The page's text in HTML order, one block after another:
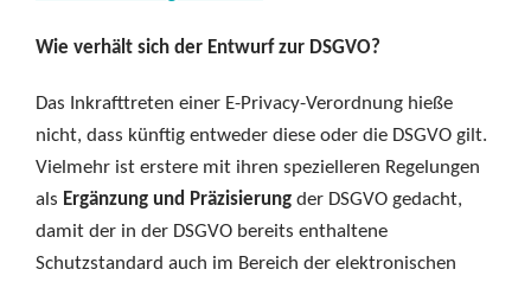
Wie verhält sich der Entwurf zur DSGVO?
Das Inkrafttreten einer E-Privacy-Verordnung hieße
nicht, dass künftig entweder diese oder die DSGVO gilt.
Vielmehr ist erstere mit ihren spezielleren Regelungen
als Ergänzung und Präzisierung der DSGVO gedacht,
damit der in der DSGVO bereits enthaltene
Schutzstandard auch im Bereich der elektronischen